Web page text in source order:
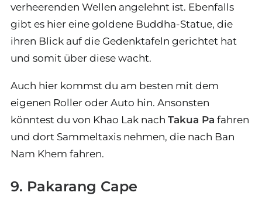
verheerenden Wellen angelehnt ist. Ebenfalls
gibt es hier eine goldene Buddha-Statue, die
ihren Blick auf die Gedenktafeln gerichtet hat
und somit über diese wacht.
Auch hier kommst du am besten mit dem
eigenen Roller oder Auto hin. Ansonsten
könntest du von Khao Lak nach Takua Pa fahren
und dort Sammeltaxis nehmen, die nach Ban
Nam Khem fahren.
9. Pakarang Cape